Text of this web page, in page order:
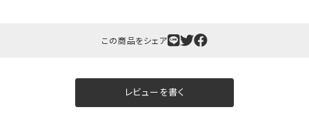
ギフト包装について
当店でギフト対応の商品をご購入いただきますと、熨
斗（のし）掛け・ギフト包装・手提げ袋を無料サービス
しております。
この商品をシェア
レビューを書く